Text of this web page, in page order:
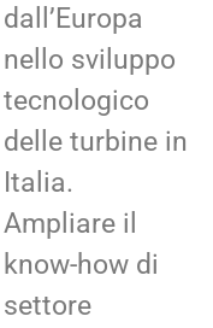
dall’Europa
nello sviluppo
tecnologico
delle turbine in
Italia.
Ampliare il
know-how di
settore